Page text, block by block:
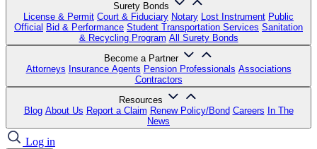
Surety Bonds
License & Permit Court & Fiduciary Notary Lost Instrument Public
Official Bid & Performance Student Transportation Services Sanitation
& Recycling Program All Surety Bonds
Become a Partner
Attorneys Insurance Agents Pension Professionals Associations
Contractors
Resources
Blog About Us Report a Claim Renew Policy/Bond Careers In The
News
Log in